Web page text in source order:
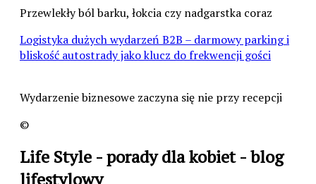
Przewlekły ból barku, łokcia czy nadgarstka coraz
Logistyka dużych wydarzeń B2B – darmowy parking i
bliskość autostrady jako klucz do frekwencji gości
Wydarzenie biznesowe zaczyna się nie przy recepcji
©
Life Style - porady dla kobiet - blog
lifestylowy